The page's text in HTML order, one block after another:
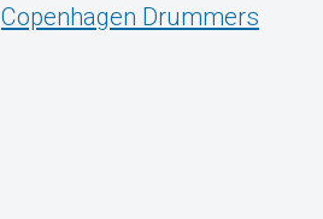
Copenhagen Drummers